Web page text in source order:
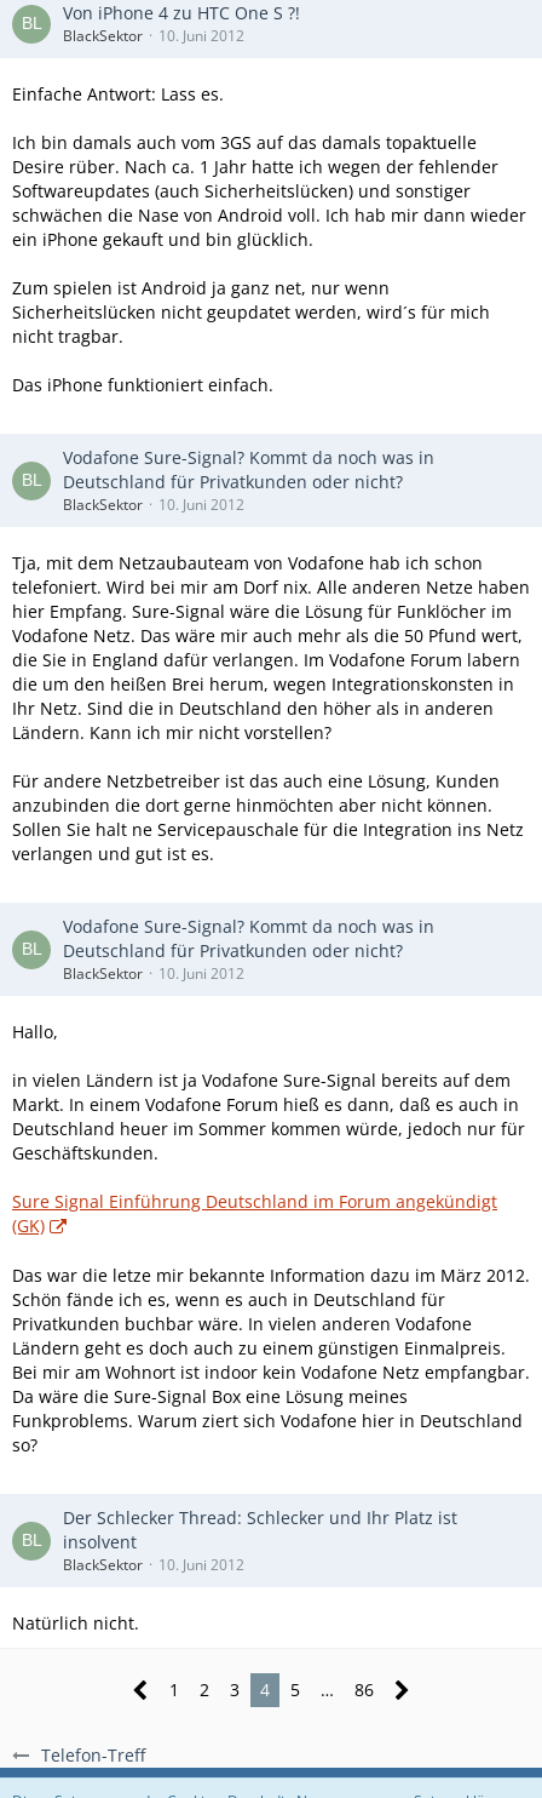
Telefon-Treff
Von iPhone 4 zu HTC One S ?!
BlackSektor 10. Juni 2012
Einfache Antwort: Lass es.
Ich bin damals auch vom 3GS auf das damals topaktuelle
Desire rüber. Nach ca. 1 Jahr hatte ich wegen der fehlender
Softwareupdates (auch Sicherheitslücken) und sonstiger
schwächen die Nase von Android voll. Ich hab mir dann wieder
ein iPhone gekauft und bin glücklich.
Zum spielen ist Android ja ganz net, nur wenn
Sicherheitslücken nicht geupdatet werden, wird´s für mich
nicht tragbar.
Das iPhone funktioniert einfach.
Vodafone Sure-Signal? Kommt da noch was in
Deutschland für Privatkunden oder nicht?
BlackSektor 10. Juni 2012
Tja, mit dem Netzaubauteam von Vodafone hab ich schon
telefoniert. Wird bei mir am Dorf nix. Alle anderen Netze haben
hier Empfang. Sure-Signal wäre die Lösung für Funklöcher im
Vodafone Netz. Das wäre mir auch mehr als die 50 Pfund wert,
die Sie in England dafür verlangen. Im Vodafone Forum labern
die um den heißen Brei herum, wegen Integrationskonsten in
Ihr Netz. Sind die in Deutschland den höher als in anderen
Ländern. Kann ich mir nicht vorstellen?
Für andere Netzbetreiber ist das auch eine Lösung, Kunden
anzubinden die dort gerne hinmöchten aber nicht können.
Sollen Sie halt ne Servicepauschale für die Integration ins Netz
verlangen und gut ist es.
Vodafone Sure-Signal? Kommt da noch was in
Deutschland für Privatkunden oder nicht?
BlackSektor 10. Juni 2012
Hallo,
in vielen Ländern ist ja Vodafone Sure-Signal bereits auf dem
Markt. In einem Vodafone Forum hieß es dann, daß es auch in
Deutschland heuer im Sommer kommen würde, jedoch nur für
Geschäftskunden.
Sure Signal Einführung Deutschland im Forum angekündigt
(GK)
Das war die letze mir bekannte Information dazu im März 2012.
Schön fände ich es, wenn es auch in Deutschland für
Privatkunden buchbar wäre. In vielen anderen Vodafone
Ländern geht es doch auch zu einem günstigen Einmalpreis.
Bei mir am Wohnort ist indoor kein Vodafone Netz empfangbar.
Da wäre die Sure-Signal Box eine Lösung meines
Funkproblems. Warum ziert sich Vodafone hier in Deutschland
so?
Der Schlecker Thread: Schlecker und Ihr Platz ist
insolvent
BlackSektor 10. Juni 2012
Natürlich nicht.
1 2 3 4 5 … 86
Regeln Datenschutzerklärung Impressum